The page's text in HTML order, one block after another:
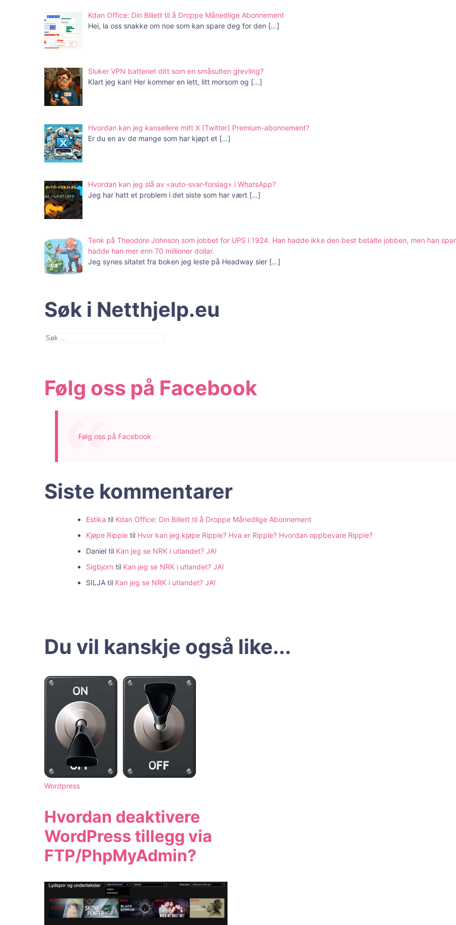
Kdan Office: Din Billett til å Droppe Månedlige Abonnement
Hei, la oss snakke om noe som kan spare deg for den […]
Sluker VPN batteriet ditt som en småsulten grevling?
Klart jeg kan! Her kommer en lett, litt morsom og […]
Hvordan kan jeg kansellere mitt X (Twitter) Premium-abonnement?
Er du en av de mange som har kjøpt et […]
Hvordan kan jeg slå av «auto-svar-forslag» i WhatsApp?
Jeg har hatt et problem i det siste som har vært […]
Tenk på Theodore Johnson som jobbet for UPS i 1924. Han hadde ikke den best betalte jobben, men han
hadde han mer enn 70 millioner dollar.
Jeg synes sitatet fra boken jeg leste på Headway sier […]
Søk i Netthjelp.eu
Søk
Følg oss på Facebook
Følg oss på Facebook
Siste kommentarer
Estika til Kdan Office: Din Billett til å Droppe Månedlige Abonnement
Kjøpe Ripple til Hvor kan jeg kjøpe Ripple? Hva er Ripple? Hvordan oppbevare Ripple?
Daniel til Kan jeg se NRK i utlandet? JA!
Sigbjorn til Kan jeg se NRK i utlandet? JA!
SILJA til Kan jeg se NRK i utlandet? JA!
Du vil kanskje også like...
Wordpress
Hvordan deaktivere
WordPress tillegg via
FTP/PhpMyAdmin?